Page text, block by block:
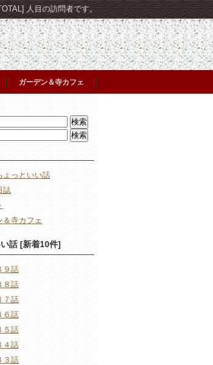
人目の訪問者です。
ガーデン＆寺カフェ
ょっといい話
誌
＆寺カフェ
話 [新着10件]
９話
８話
７話
６話
５話
４話
３話